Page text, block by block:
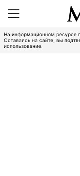
На информационном ресурсе
Оставаясь на сайте, вы
использование.